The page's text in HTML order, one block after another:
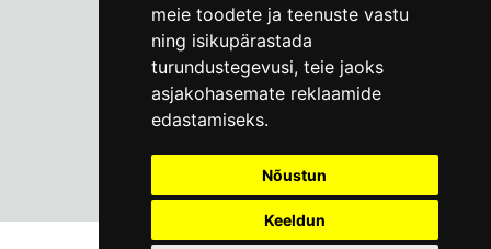
meie toodete ja teenuste vastu
ning isikupärastada
turundustegevusi, teie jaoks
asjakohasemate reklaamide
edastamiseks.
Nõustun
Keeldun